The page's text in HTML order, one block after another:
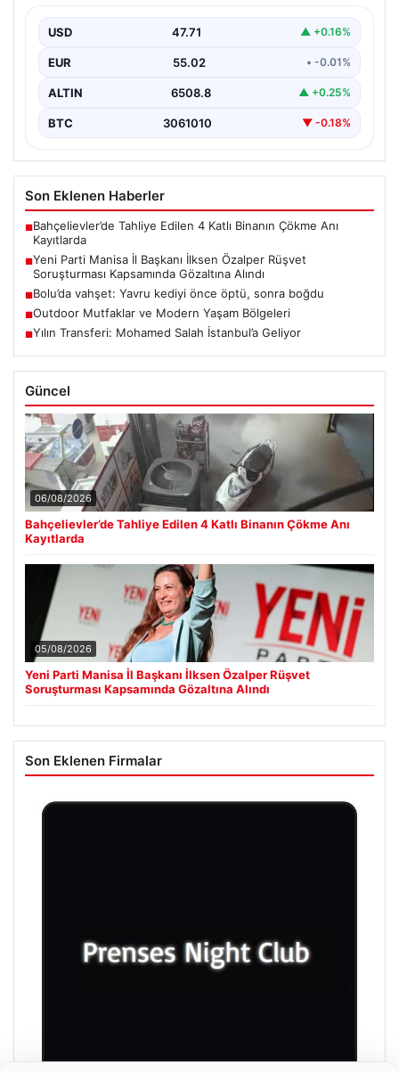
Manisa’da yürütülen önemli bir rüşvet soruşturmasında
USD 47.71 ▲ +0.16%
EUR 55.02 • -0.01%
ALTIN 6508.8 ▲ +0.25%
BTC 3061010 ▼ -0.18%
Son Eklenen Haberler
■Bahçelievler’de Tahliye Edilen 4 Katlı Binanın Çökme Anı
Kayıtlarda
■Yeni Parti Manisa İl Başkanı İlksen Özalper Rüşvet
Soruşturması Kapsamında Gözaltına Alındı
■Bolu’da vahşet: Yavru kediyi önce öptü, sonra boğdu
■Outdoor Mutfaklar ve Modern Yaşam Bölgeleri
■Yılın Transferi: Mohamed Salah İstanbul’a Geliyor
Güncel
06/08/2026
Bahçelievler’de Tahliye Edilen 4 Katlı Binanın Çökme Anı
Kayıtlarda
05/08/2026
Yeni Parti Manisa İl Başkanı İlksen Özalper Rüşvet
Soruşturması Kapsamında Gözaltına Alındı
Son Eklenen Firmalar